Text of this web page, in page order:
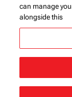
can manage
alongside this